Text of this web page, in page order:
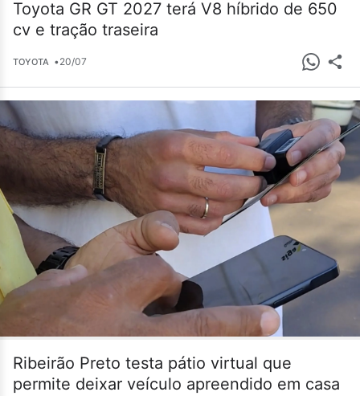
Toyota GR GT 2027 terá V8 híbrido de 650
cv e tração traseira
TOYOTA •20/07
Ribeirão Preto testa pátio virtual que
permite deixar veículo apreendido em casa